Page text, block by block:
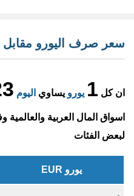
سعر صرف اليورو مقابل
ان كل 1 يورو يساوي اليوم
اسواق المال العربية
لبعض الفئات
يورو EUR